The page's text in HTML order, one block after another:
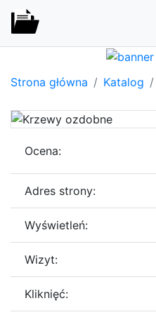
Strona główna Katalog
Ocena:
Adres strony:
Wyświetleń:
Wizyt:
Kliknięć: